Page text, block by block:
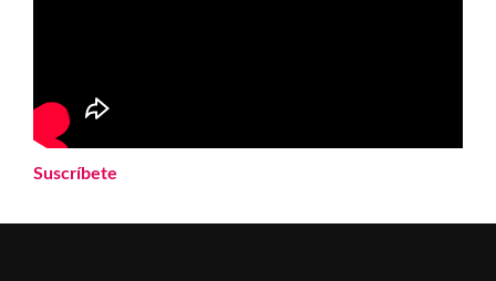
Suscríbete